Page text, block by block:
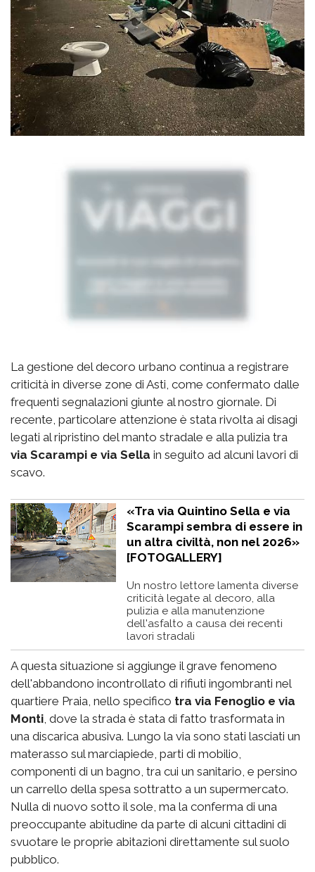
La gestione del decoro urbano continua a registrare
criticità in diverse zone di Asti, come confermato dalle
frequenti segnalazioni giunte al nostro giornale. Di
recente, particolare attenzione è stata rivolta ai disagi
legati al ripristino del manto stradale e alla pulizia tra
via Scarampi e via Sella in seguito ad alcuni lavori di
scavo.
«Tra via Quintino Sella e via
Scarampi sembra di essere in
un altra civiltà, non nel 2026»
[FOTOGALLERY]
Un nostro lettore lamenta diverse
criticità legate al decoro, alla
pulizia e alla manutenzione
dell'asfalto a causa dei recenti
lavori stradali
A questa situazione si aggiunge il grave fenomeno
dell'abbandono incontrollato di rifiuti ingombranti nel
quartiere Praia, nello specifico tra via Fenoglio e via
Monti, dove la strada è stata di fatto trasformata in
una discarica abusiva. Lungo la via sono stati lasciati un
materasso sul marciapiede, parti di mobilio,
componenti di un bagno, tra cui un sanitario, e persino
un carrello della spesa sottratto a un supermercato.
Nulla di nuovo sotto il sole, ma la conferma di una
preoccupante abitudine da parte di alcuni cittadini di
svuotare le proprie abitazioni direttamente sul suolo
pubblico.